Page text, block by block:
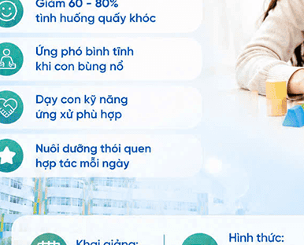
Áp xe não Viêm màng não